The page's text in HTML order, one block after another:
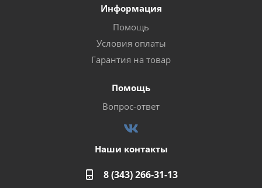
Информация
Помощь
Условия оплаты
Гарантия на товар
Помощь
Вопрос-ответ
Наши контакты
8 (343) 266-31-13